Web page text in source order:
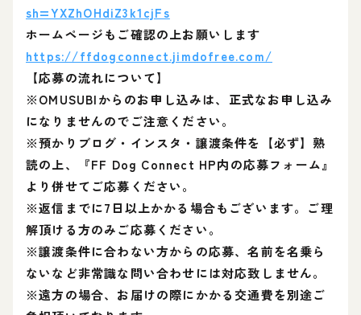
sh=YXZhOHdiZ3k1cjFs
ホームページもご確認の上お願いします
https://ffdogconnect.jimdofree.com/
【応募の流れについて】
※OMUSUBIからのお申し込みは、正式なお申し込み
になりませんのでご注意ください。
※預かりブログ・インスタ・譲渡条件を【必ず】熟
読の上、『FF Dog Connect HP内の応募フォーム』
より併せてご応募ください。
※返信までに7日以上かかる場合もございます。ご理
解頂ける方のみご応募ください。
※譲渡条件に合わない方からの応募、名前を名乗ら
ないなど非常識な問い合わせには対応致しません。
※遠方の場合、お届けの際にかかる交通費を別途ご